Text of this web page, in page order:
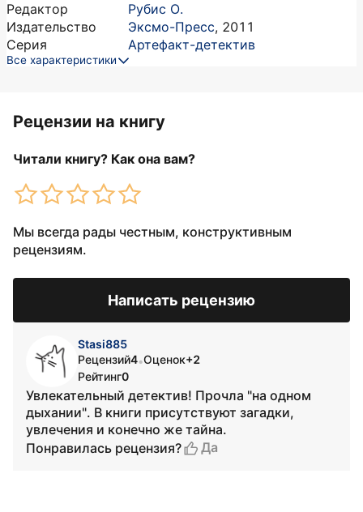
Редактор
Рубис О.
Издательство
Эксмо-Пресс, 2011
Серия
Артефакт-детектив
Все характеристики
Рецензии на книгу
Читали книгу? Как она вам?
Мы всегда рады честным, конструктивным
рецензиям.
Написать рецензию
Stasi885
Рецензий4•Оценок+2
Рейтинг0
Увлекательный детектив! Прочла "на одном
дыхании". В книги присутствуют загадки,
увлечения и конечно же тайна.
Понравилась рецензия?
Да